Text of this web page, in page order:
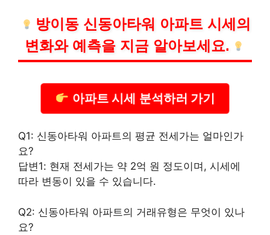
방이동 신동아타워 아파트 시세의
변화와 예측을 지금 알아보세요.
아파트 시세 분석하러 가기
Q1: 신동아타워 아파트의 평균 전세가는 얼마인가
요?
답변1: 현재 전세가는 약 2억 원 정도이며, 시세에
따라 변동이 있을 수 있습니다.
Q2: 신동아타워 아파트의 거래유형은 무엇이 있나
요?